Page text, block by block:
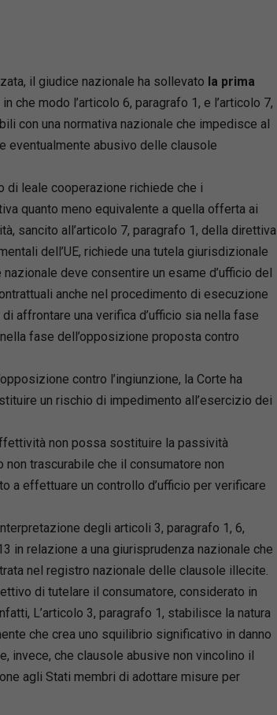
il giudice nazionale ha sollevato la prima
che modo l’articolo 6, paragrafo 1, e l’articolo 7,
con una normativa nazionale che impedisce al
eventualmente abusivo delle clausole
di leale cooperazione richiede che i
quanto meno equivalente a quella offerta ai
sancito all’articolo 7, paragrafo 1, della direttiva
dell’UE, richiede una tutela giurisdizionale
deve consentire un esame d’ufficio del
anche nel procedimento di esecuzione
affrontare una verifica d’ufficio sia nella fase
fase dell’opposizione proposta contro
contro l’ingiunzione, la Corte ha
un rischio di impedimento all’esercizio dei
non possa sostituire la passività
trascurabile che il consumatore non
a effettuare un controllo d’ufficio per verificare
degli articoli 3, paragrafo 1, 6,
in relazione a una giurisprudenza nazionale che
nel registro nazionale delle clausole illecite.
di tutelare il consumatore, considerato in
L’articolo 3, paragrafo 1, stabilisce la natura
che crea uno squilibrio significativo in danno
invece, che clausole abusive non vincolino il
agli Stati membri di adottare misure per